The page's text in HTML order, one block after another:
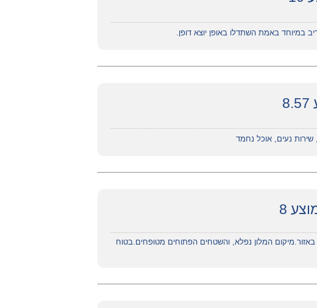
במיוחד באמת השתדלו באופן יוצא דופן.
שירות נעים, אוכל נחמד
8
באזור.מיקום המלון נפלא, והשטחים הפתוחים מטופחים.בטוח